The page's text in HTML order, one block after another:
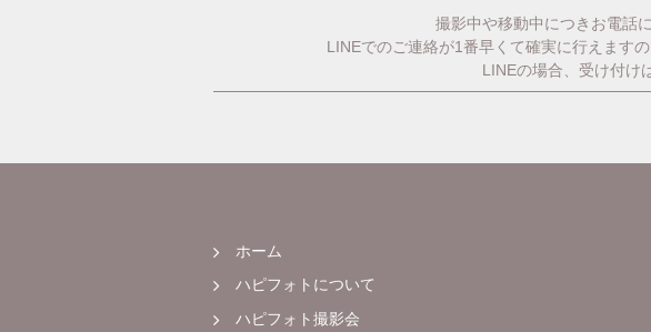
撮影中や移動中につきお電話
LINEでのご連絡が1番早くて確実に行えます
LINEの場合、受け付け
ホーム
ハピフォトについて
ハピフォト撮影会